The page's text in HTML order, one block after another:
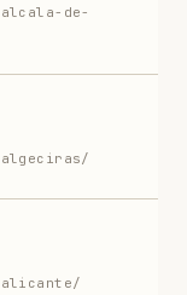
alcala-de-
algeciras/
alicante/